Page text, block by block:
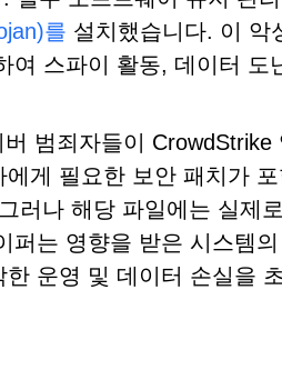
를 설치했습니다. 이 악
여 스파이 활동, 데이터 도
범죄자들이 CrowdStrike
게 필요한 보안 패치가 포
러나 해당 파일에는 실제로
는 영향을 받은 시스템의
운영 및 데이터 손실을